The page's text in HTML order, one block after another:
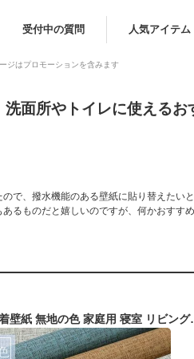
受付中の質問 人気アイテム
ジはプロモーションを含みます
面所やトイレに使えるお
で、撥水機能のある壁紙に貼り替えたい
るものだと嬉しいのですが、何かおすす
送料無料 壁紙 自己接着壁紙 無地の色 家庭用 寝室 リビング